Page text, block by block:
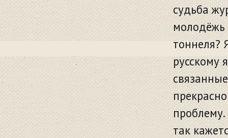
судьба
молодёжь
тоннеля?
русскому
так